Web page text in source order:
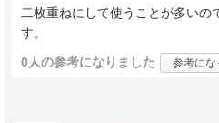
二枚重ねにして使うことが多いの
す。
0人の参考になりました 参考にな